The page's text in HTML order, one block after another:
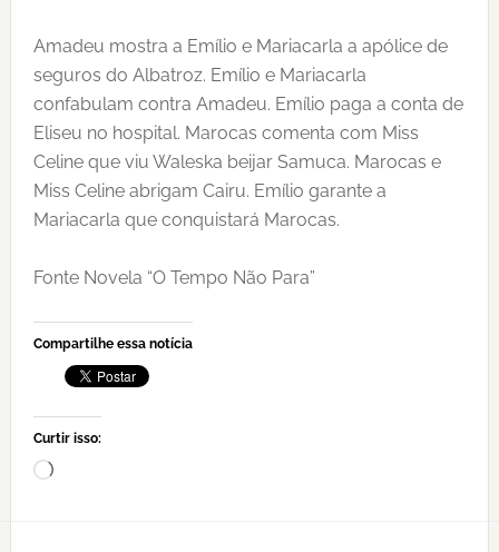
Amadeu mostra a Emílio e Mariacarla a apólice de
seguros do Albatroz. Emílio e Mariacarla
confabulam contra Amadeu. Emílio paga a conta de
Eliseu no hospital. Marocas comenta com Miss
Celine que viu Waleska beijar Samuca. Marocas e
Miss Celine abrigam Cairu. Emílio garante a
Mariacarla que conquistará Marocas.
Fonte Novela “O Tempo Não Para”
Compartilhe essa notícia
Curtir isso:
Carregando...